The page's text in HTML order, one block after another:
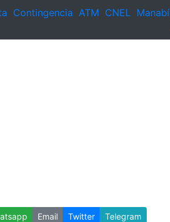
Contingencia ATM CNEL Manabí
Email Twitter Telegram